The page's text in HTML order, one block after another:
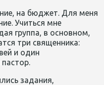
на бюджет. Для меня
Учиться мне
группа, в основном,
три священника:
и один
задания,